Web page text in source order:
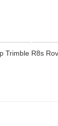
Trimble R8s